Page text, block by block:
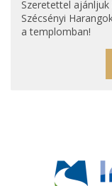
Szeretettel
Szécsényi
a templomban!